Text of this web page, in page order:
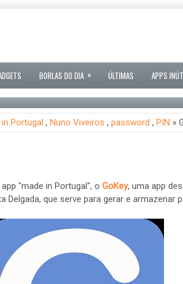
BORLAS DO DIA » ÚLTIMAS APPS
Portugal , Nuno Viveiros , password , PIN »
"made in Portugal", o GoKey, uma app
Delgada, que serve para gerar e armazenar